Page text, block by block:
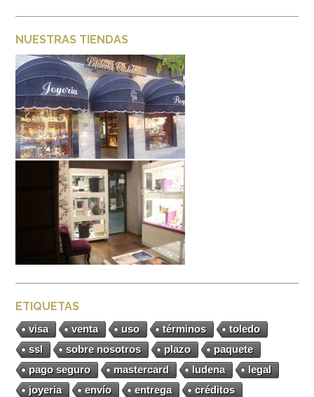
NUESTRAS TIENDAS
ETIQUETAS
visa venta uso términos
toledo
ssl
sobre nosotros plazo
paquete
pago seguro
mastercard ludena
legal
joyeria
envío entrega
créditos